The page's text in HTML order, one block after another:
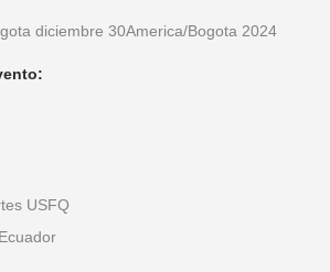
diciembre 30America/Bogota 2024
USFQ
Ecuador